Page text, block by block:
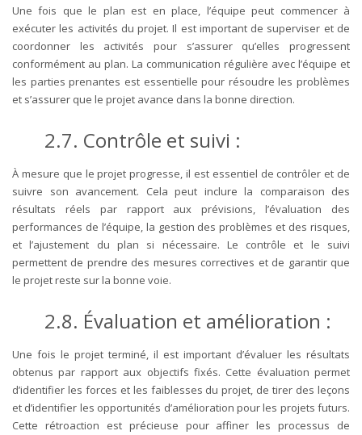
Une fois que le plan est en place, l’équipe peut commencer à
exécuter les activités du projet. Il est important de superviser et de
coordonner les activités pour s’assurer qu’elles progressent
conformément au plan. La communication régulière avec l’équipe et
les parties prenantes est essentielle pour résoudre les problèmes
et s’assurer que le projet avance dans la bonne direction.
2.7. Contrôle et suivi :
À mesure que le projet progresse, il est essentiel de contrôler et de
suivre son avancement. Cela peut inclure la comparaison des
résultats réels par rapport aux prévisions, l’évaluation des
performances de l’équipe, la gestion des problèmes et des risques,
et l’ajustement du plan si nécessaire. Le contrôle et le suivi
permettent de prendre des mesures correctives et de garantir que
le projet reste sur la bonne voie.
2.8. Évaluation et amélioration :
Une fois le projet terminé, il est important d’évaluer les résultats
obtenus par rapport aux objectifs fixés. Cette évaluation permet
d’identifier les forces et les faiblesses du projet, de tirer des leçons
et d’identifier les opportunités d’amélioration pour les projets futurs.
Cette rétroaction est précieuse pour affiner les processus de